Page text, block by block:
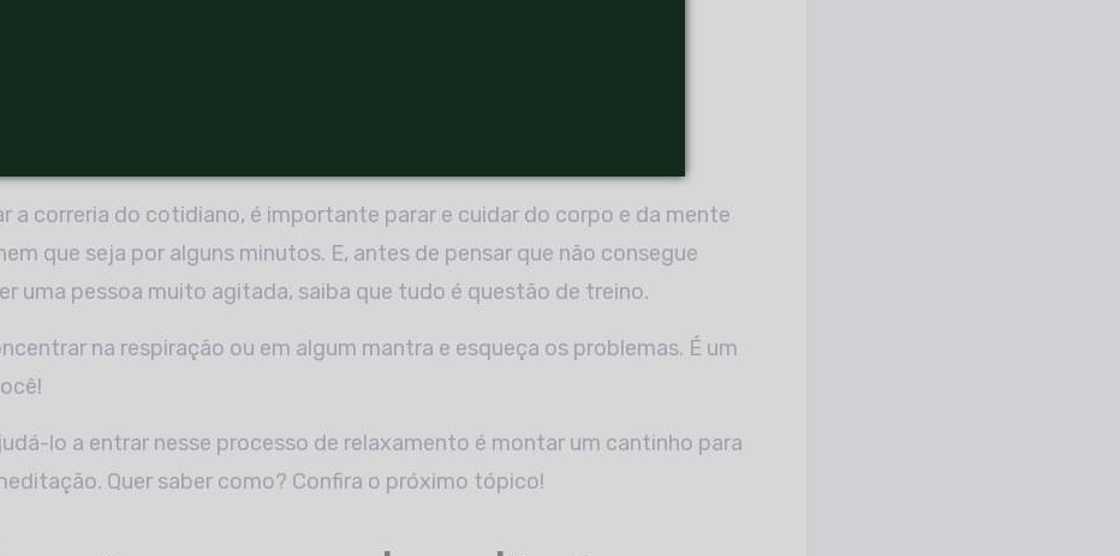
autoestima;
pressão arterial;
da imunidade;
humor;
criatividade.
a correria do cotidiano, é importante parar e cuidar do corpo e da mente
que seja por alguns minutos. E, antes de pensar que não consegue
uma pessoa muito agitada, saiba que tudo é questão de treino.
na respiração ou em algum mantra e esqueça os problemas. É um
lo a entrar nesse processo de relaxamento é montar um cantinho para
Quer saber como? Confira o próximo tópico!